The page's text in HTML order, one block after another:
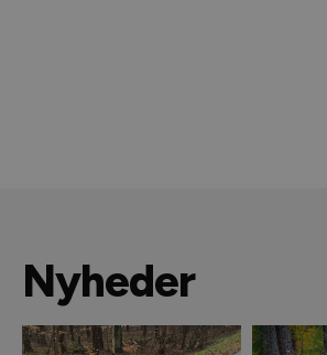
Nyheder